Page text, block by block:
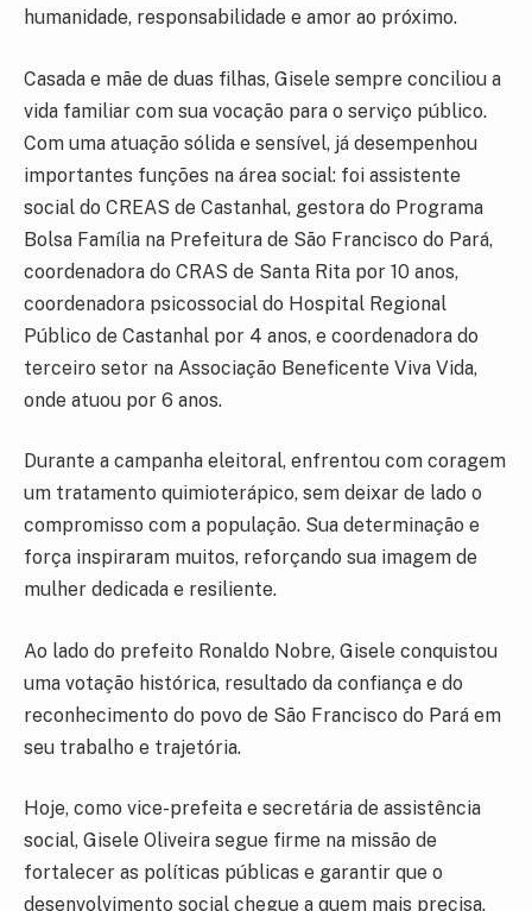
humanidade, responsabilidade e amor ao próximo.
Casada e mãe de duas filhas, Gisele sempre conciliou a
vida familiar com sua vocação para o serviço público.
Com uma atuação sólida e sensível, já desempenhou
importantes funções na área social: foi assistente
social do CREAS de Castanhal, gestora do Programa
Bolsa Família na Prefeitura de São Francisco do Pará,
coordenadora do CRAS de Santa Rita por 10 anos,
coordenadora psicossocial do Hospital Regional
Público de Castanhal por 4 anos, e coordenadora do
terceiro setor na Associação Beneficente Viva Vida,
onde atuou por 6 anos.
Durante a campanha eleitoral, enfrentou com coragem
um tratamento quimioterápico, sem deixar de lado o
compromisso com a população. Sua determinação e
força inspiraram muitos, reforçando sua imagem de
mulher dedicada e resiliente.
Ao lado do prefeito Ronaldo Nobre, Gisele conquistou
uma votação histórica, resultado da confiança e do
reconhecimento do povo de São Francisco do Pará em
seu trabalho e trajetória.
Hoje, como vice-prefeita e secretária de assistência
social, Gisele Oliveira segue firme na missão de
fortalecer as políticas públicas e garantir que o
desenvolvimento social chegue a quem mais precisa.